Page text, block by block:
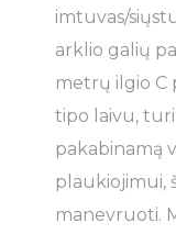
imtuvas/
arklio galių
metrų ilgio C
tipo laivu,
pakabinamą
plaukiojimui,
manevruoti.